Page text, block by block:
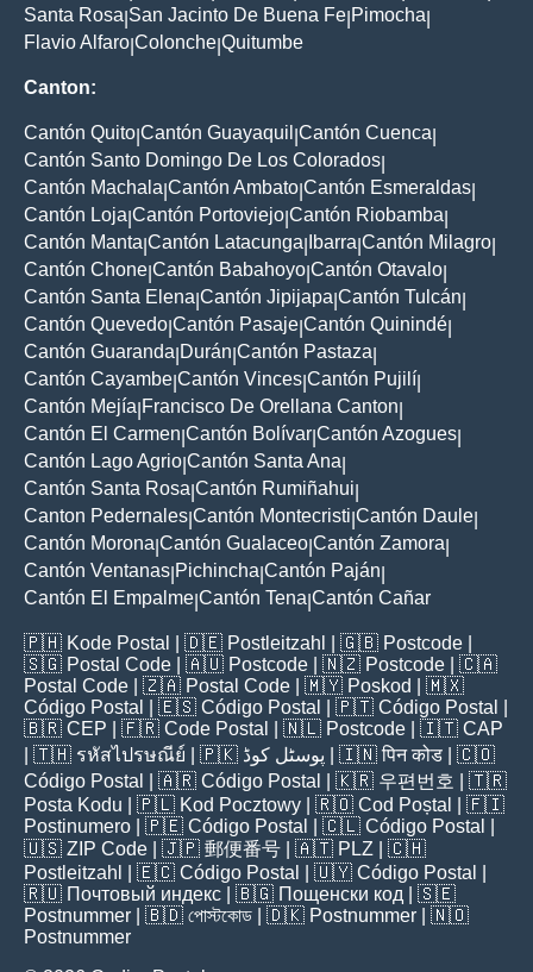
Santa Rosa San Jacinto De Buena Fe Pimocha
Flavio Alfaro Colonche Quitumbe
Canton:
Cantón Quito Cantón Guayaquil Cantón Cuenca
Cantón Santo Domingo De Los Colorados
Cantón Machala Cantón Ambato Cantón Esmeraldas
Cantón Loja Cantón Portoviejo Cantón Riobamba
Cantón Manta Cantón Latacunga Ibarra Cantón Milagro
Cantón Chone Cantón Babahoyo Cantón Otavalo
Cantón Santa Elena Cantón Jipijapa Cantón Tulcán
Cantón Quevedo Cantón Pasaje Cantón Quinindé
Cantón Guaranda Durán Cantón Pastaza
Cantón Cayambe Cantón Vinces Cantón Pujilí
Cantón Mejía Francisco De Orellana Canton
Cantón El Carmen Cantón Bolívar Cantón Azogues
Cantón Lago Agrio Cantón Santa Ana
Cantón Santa Rosa Cantón Rumiñahui
Canton Pedernales Cantón Montecristi Cantón Daule
Cantón Morona Cantón Gualaceo Cantón Zamora
Cantón Ventanas Pichincha Cantón Paján
Cantón El Empalme Cantón Tena Cantón Cañar
🇵🇭 Kode Postal | 🇩🇪 Postleitzahl | 🇬🇧 Postcode
🇸🇬 Postal Code | 🇦🇺 Postcode | 🇳🇿 Postcode | 🇨🇦
Postal Code | 🇿🇦 Postal Code | 🇲🇾 Poskod
| 🇲🇽
Código Postal
| 🇪🇸 Código Postal | 🇵🇹 Código Postal
🇧🇷 CEP | 🇫🇷 Code Postal | 🇳🇱 Postcode | 🇮🇹 CAP
| 🇹🇭 รหัสไปรษณีย์ | 🇵🇰 پوسٹل کوڈ | 🇮🇳पिन कोड | 🇨🇴
Código Postal
| 🇦🇷 Código Postal | 🇰🇷 우편번호
| 🇹🇷
Posta Kodu | 🇵🇱 Kod Pocztowy | 🇷🇴 Cod Poștal
| 🇫🇮
Postinumero | 🇵🇪 Código Postal | 🇨🇱 Código Postal
🇺🇸 ZIP Code | 🇯🇵 郵便番号 | 🇦🇹 PLZ | 🇨🇭
Postleitzahl
| 🇪🇨 Código Postal | 🇺🇾 Código Postal
🇷🇺 Почтовый индекс | 🇧🇬 Пощенски код | 🇸🇪
Postnummer | 🇧🇩 পোস্টকোড | 🇩🇰 Postnummer | 🇳🇴
Postnummer